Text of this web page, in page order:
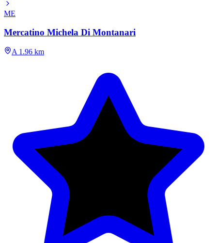
ME
Mercatino Michela Di Montanari
A 1.96 km